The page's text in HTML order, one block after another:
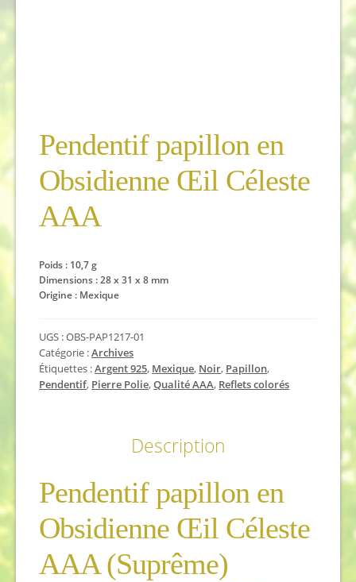
Pendentif papillon en
Obsidienne Œil Céleste
AAA
Poids : 10,7 g
Dimensions : 28 x 31 x 8 mm
Origine : Mexique
UGS :OBS-PAP1217-01
Catégorie :Archives
Étiquettes :Argent 925, Mexique, Noir, Papillon,
Pendentif, Pierre Polie,Qualité AAA, Reflets colorés
Description
Pendentif papillon en
Obsidienne Œil Céleste
AAA (Suprême)